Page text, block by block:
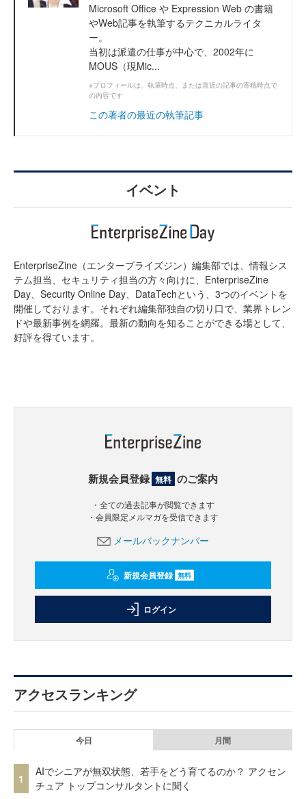
Microsoft Office や Expression Web の書籍
やWeb記事を執筆するテクニカルライタ
ー。
当初は派遣の仕事が中心で、2002年に
MOUS（現Mic...
※プロフィールは、執筆時点、または直近の記事の寄稿時点で
の内容です
この著者の最近の執筆記事
イベント
EnterpriseZine（エンタープライズジン）編集部では、情報シス
テム担当、セキュリティ担当の方々向けに、EnterpriseZine
Day、Security Online Day、DataTechという、3つのイベントを
開催しております。それぞれ編集部独自の切り口で、業界トレン
ドや最新事例を網羅。最新の動向を知ることができる場として、
好評を得ています。
新規会員登録 無料 のご案内
・全ての過去記事が閲覧できます
・会員限定メルマガを受信できます
メールバックナンバー
新規会員登録 無料
ログイン
アクセスランキング
今日 月間
1
AIでシニアが無双状態、若手をどう育てるのか？ アクセン
チュア トップコンサルタントに聞く